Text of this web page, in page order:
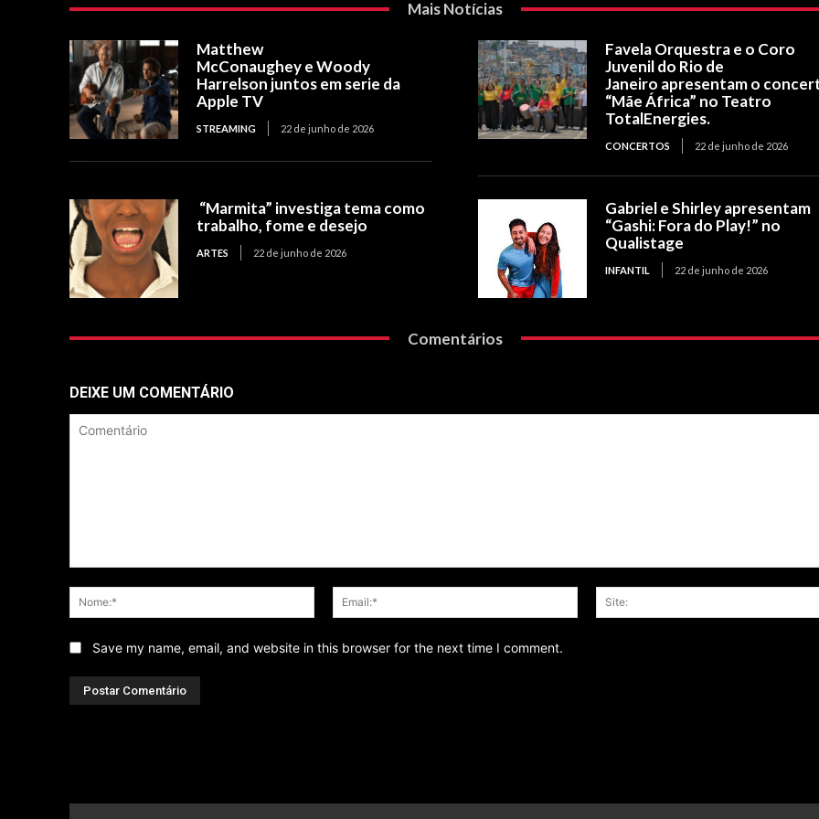
Mais Notícias
Matthew
McConaughey e Woody
Harrelson juntos em serie da
Apple TV
STREAMING 22 de junho de 2026
Favela Orquestra e o Coro
Juvenil do Rio de
Janeiro apresentam o
“Mãe África” no Teatro
TotalEnergies.
CONCERTOS 22 de junho de 2026
“Marmita” investiga tema como
trabalho, fome e desejo
ARTES 22 de junho de 2026
Gabriel e Shirley apresentam
“Gashi: Fora do Play!” no
Qualistage
INFANTIL 22 de junho de 2026
Comentários
DEIXE UM COMENTÁRIO
Nome:*
Email:*
Save my name, email, and website in this browser for the next time I comment.